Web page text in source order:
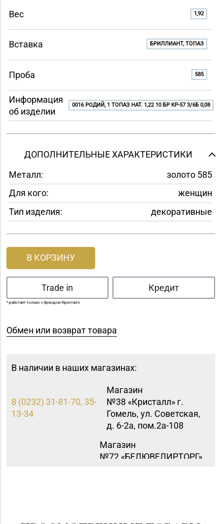
Вес 1,92
Вставка БРИЛЛИАНТ, ТОПАЗ
Проба 585
Информация
об изделии
0016 РОДИЙ, 1 ТОПАЗ НАТ. 1,22 10 БР КР-57 3/6Б 0,08
ДОПОЛНИТЕЛЬНЫЕ ХАРАКТЕРИСТИКИ
Металл:
золото 585
Для кого:
женщин
Тип изделия:
декоративные
В КОРЗИНУ
Trade in Кредит
* работает только с брендом Кристалл
Обмен или возврат товара
В наличии в наших магазинах:
8 (0232) 31-81-70, 35-
13-34
Магазин
№38 «Кристалл» г.
Гомель, ул. Советская,
д. 6-2а, пом.2а-108
Магазин
№72 «БЕЛЮВЕЛИРТОРГ»